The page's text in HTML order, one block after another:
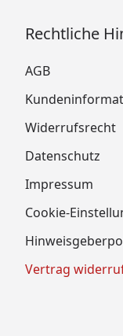
Rechtliche
AGB
Widerrufsrecht
Datenschutz
Impressum
Cookie-
Vertrag